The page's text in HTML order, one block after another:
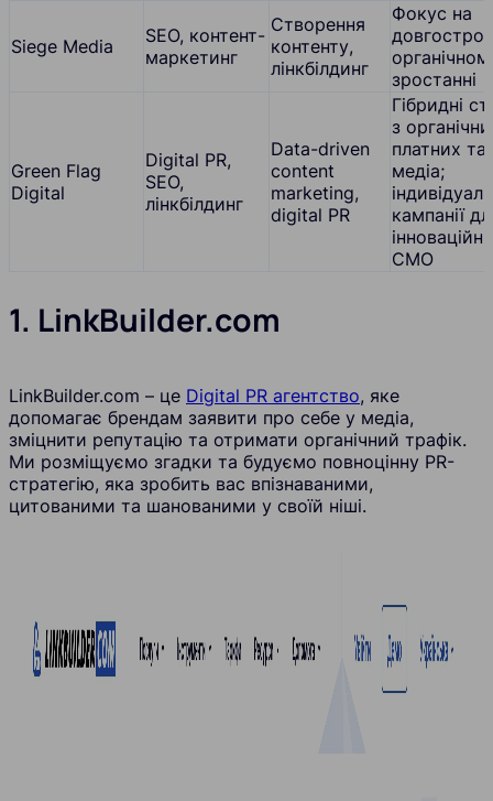
Siege Media
SEO, контент-
маркетинг
Створення
контенту,
лінкбілдинг
Фокус на
зростанні
Green Flag
Digital
Digital PR,
SEO,
лінкбілдинг
Data-driven
content
marketing,
digital PR
Гібридні
з
платних та
медіа;
кампанії
CMO
1. LinkBuilder.com
LinkBuilder.com – це Digital PR агентство, яке
допомагає брендам заявити про себе у медіа,
зміцнити репутацію та отримати органічний трафік.
Ми розміщуємо згадки та будуємо повноцінну PR-
стратегію, яка зробить вас впізнаваними,
цитованими та шанованими у своїй ніші.